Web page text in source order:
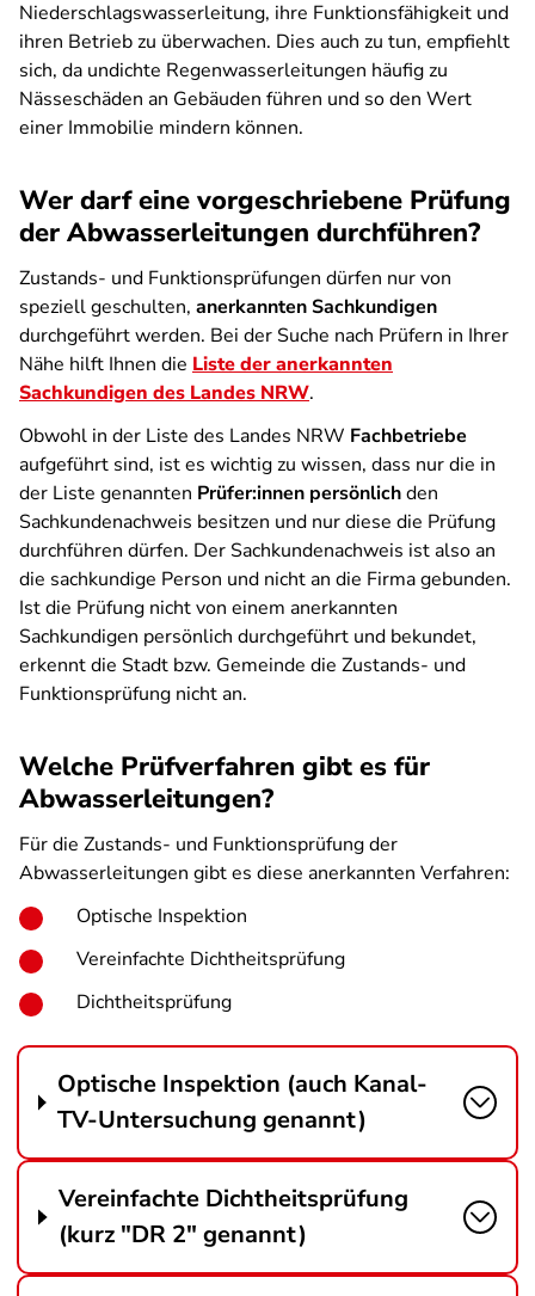
Niederschlagswasserleitung, ihre Funktionsfähigkeit und
ihren Betrieb zu überwachen. Dies auch zu tun, empfiehlt
sich, da undichte Regenwasserleitungen häufig zu
Nässeschäden an Gebäuden führen und so den Wert
einer Immobilie mindern können.
Wer darf eine vorgeschriebene Prüfung
der Abwasserleitungen durchführen?
Zustands- und Funktionsprüfungen dürfen nur von
speziell geschulten, anerkannten Sachkundigen
durchgeführt werden. Bei der Suche nach Prüfern in Ihrer
Nähe hilft Ihnen die Liste der anerkannten
Sachkundigen des Landes NRW.
Obwohl in der Liste des Landes NRW Fachbetriebe
aufgeführt sind, ist es wichtig zu wissen, dass nur die in
der Liste genannten Prüfer:innen persönlichden
Sachkundenachweis besitzen und nur diese die Prüfung
durchführen dürfen. Der Sachkundenachweis ist also an
die sachkundige Person und nicht an die Firma gebunden.
Ist die Prüfung nicht von einem anerkannten
Sachkundigen persönlich durchgeführt und bekundet,
erkennt die Stadt bzw. Gemeinde die Zustands- und
Funktionsprüfung nicht an.
Welche Prüfverfahren gibt es für
Abwasserleitungen?
Für die Zustands- und Funktionsprüfung der
Abwasserleitungen gibt es diese anerkannten Verfahren:
Optische Inspektion
Vereinfachte Dichtheitsprüfung
Dichtheitsprüfung
Optische Inspektion (auch Kanal-
TV-Untersuchung genannt)
Vereinfachte Dichtheitsprüfung
(kurz "DR 2" genannt)